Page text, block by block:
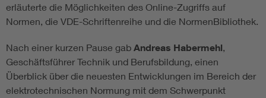
erläuterte die Möglichkeiten des Online-Zugriffs auf
Normen, die VDE-Schriftenreihe und die NormenBibliothek.
Nach einer kurzen Pause gab Andreas Habermehl,
Geschäftsführer Technik und Berufsbildung, einen
Überblick über die neuesten Entwicklungen im Bereich der
elektrotechnischen Normung mit dem Schwerpunkt